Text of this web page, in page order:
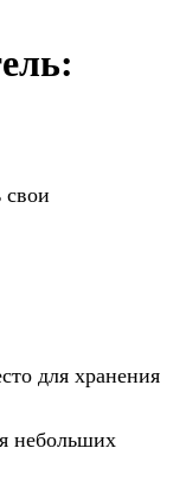
свои
для хранения
небольших